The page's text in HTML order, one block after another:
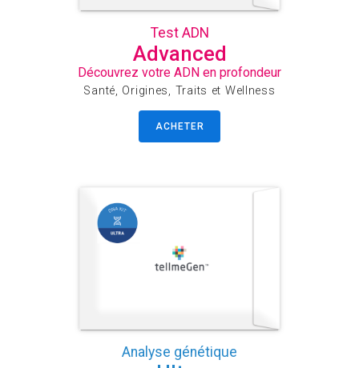
Test ADN
Advanced
Découvrez votre ADN en profondeur
Santé, Origines, Traits et Wellness
ACHETER
Analyse génétique